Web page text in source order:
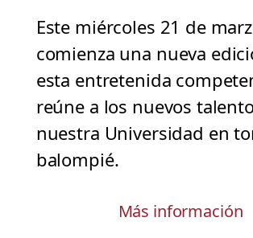
Este miércoles 21 de
comienza una nueva
esta entretenida
reúne a los nuevos
nuestra Universidad en
balompié.
Más información